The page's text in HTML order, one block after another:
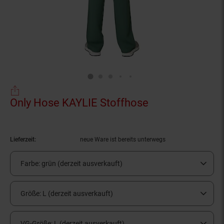
Only Hose KAYLIE Stoffhose
Lieferzeit: neue Ware ist bereits unterwegs
Farbe: grün (derzeit ausverkauft)
Größe: L (derzeit ausverkauft)